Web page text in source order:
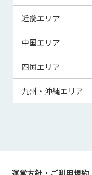
宮城県
秋田県
山形県
埼玉県
千葉県
茨城県
群馬県
富山県
福井県
山梨県
長野県
岐阜県
静岡県
三重県
近畿エリア
滋賀県
京都府
大阪府
兵庫県
和歌山県
中国エリア
鳥取県
島根県
山口県
四国エリア
徳島県
高知県
九州・沖縄エリア
運営方針・ご利用規約